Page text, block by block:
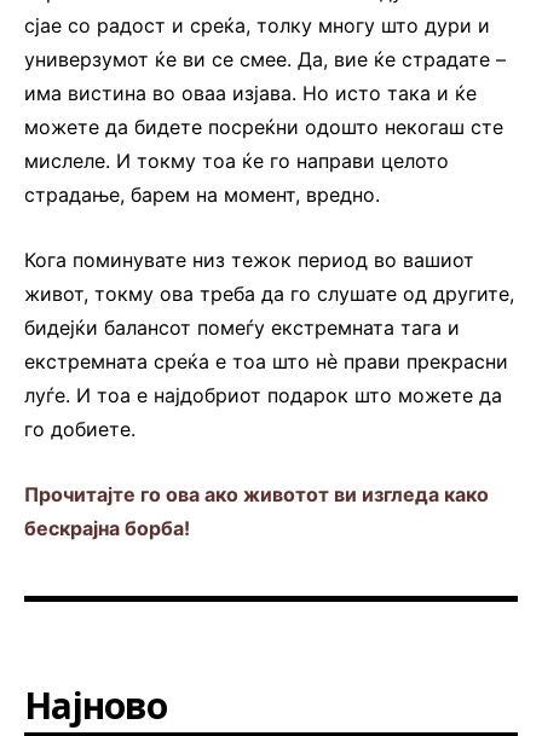
сјае со радост и среќа, толку многу што дури и
универзумот ќе ви се смее. Да, вие ќе страдате –
има вистина во оваа изјава. Но исто така и ќе
можете да бидете посреќни одошто некогаш сте
мислеле. И токму тоа ќе го направи целото
страдање, барем на момент, вредно.
Кога поминувате низ тежок период во вашиот
живот, токму ова треба да го слушате од другите,
бидејќи балансот помеѓу екстремната тага и
екстремната среќа е тоа што нѐ прави прекрасни
луѓе. И тоа е најдобриот подарок што можете да
го добиете.
Прочитајте го ова ако животот ви изгледа како
бескрајна борба!
Најново